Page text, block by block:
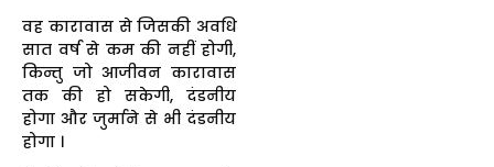
वह कारावास से जिसकी अवधि
सात वर्ष से कम की नहीं होगी,
किन्तु जो आजीवन कारावास
तक की हो सकेगी, दंडनीय
होगा और जुर्माने से भी दंडनीय
होगा ।